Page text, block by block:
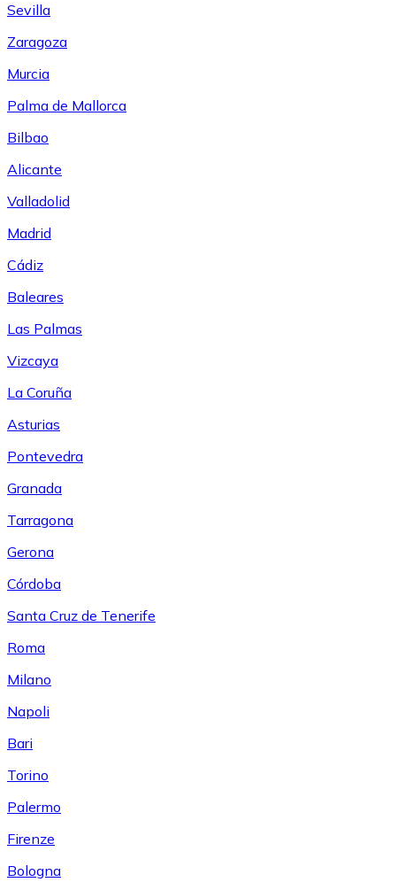
Sevilla
Zaragoza
Murcia
Palma de Mallorca
Bilbao
Alicante
Valladolid
Madrid
Cádiz
Baleares
Las Palmas
Vizcaya
La Coruña
Asturias
Pontevedra
Granada
Tarragona
Gerona
Córdoba
Santa Cruz de Tenerife
Roma
Milano
Napoli
Bari
Torino
Palermo
Firenze
Bologna